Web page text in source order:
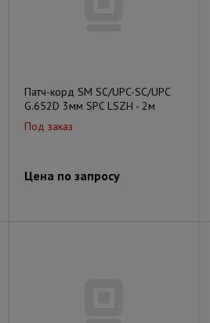
Патч-корд SM SC/UPC-SC/UPC
G.652D 3мм SPC LSZH - 2м
Под заказ
Цена по запросу